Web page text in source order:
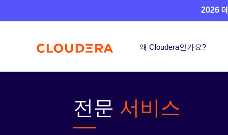
2026
왜 Cloudera인가요?
전문 서비스